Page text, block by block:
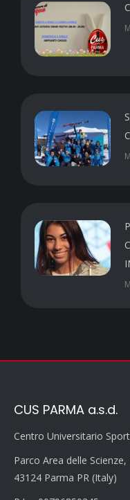
CUS PARMA a.s.d.
Centro Universitario
Parco Area delle Scienze,
43124 Parma PR (Italy)